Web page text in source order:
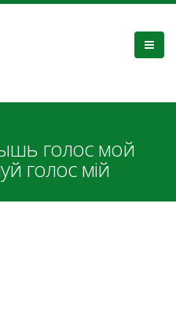
голос мой
голос мій